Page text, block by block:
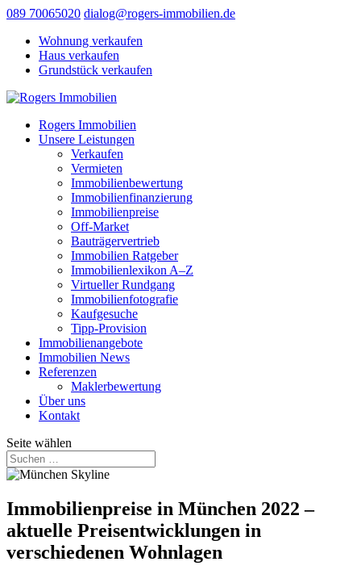
089 70065020 dialog@rogers-immobilien.de
Wohnung verkaufen
Haus verkaufen
Grundstück verkaufen
Rogers Immobilien
Unsere Leistungen
Verkaufen
Vermieten
Immobilienbewertung
Immobilienfinanzierung
Immobilienpreise
Off-Market
Bauträgervertrieb
Immobilien Ratgeber
Immobilienlexikon A–Z
Virtueller Rundgang
Immobilienfotografie
Kaufgesuche
Tipp-Provision
Immobilienangebote
Immobilien News
Referenzen
Maklerbewertung
Über uns
Kontakt
Seite wählen
Immobilienpreise in München 2022 –
aktuelle Preisentwicklungen in
verschiedenen Wohnlagen